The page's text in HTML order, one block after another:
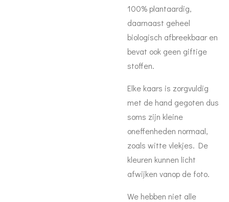
100% plantaardig,
daarnaast geheel
biologisch afbreekbaar en
bevat ook geen giftige
stoffen.
Elke kaars is zorgvuldig
met de hand gegoten dus
soms zijn kleine
oneffenheden normaal,
zoals witte vlekjes. De
kleuren kunnen licht
afwijken vanop de foto.
We hebben niet alle